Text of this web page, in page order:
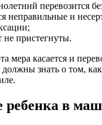
перевозится
неправильные и
не пристегнуты.
мера касается и
знать о том, как
ребенка в